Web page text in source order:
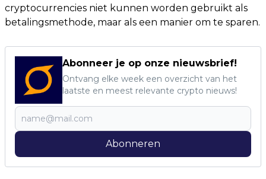
cryptocurrencies niet kunnen worden gebruikt als
betalingsmethode, maar als een manier om te sparen.
Abonneer je op onze nieuwsbrief!
Ontvang elke week een overzicht van het
laatste en meest relevante crypto nieuws!
Abonneren